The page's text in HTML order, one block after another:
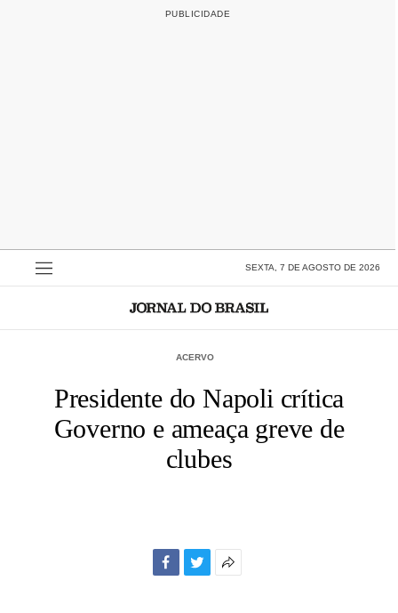
SEXTA, 7 DE AGOSTO DE 2026
ACERVO
Presidente do Napoli crítica
Governo e ameaça greve de
clubes